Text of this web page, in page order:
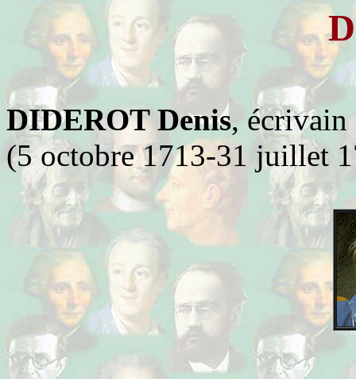
DIDEROT Denis, écrivain
(5 octobre 1713-31 juillet